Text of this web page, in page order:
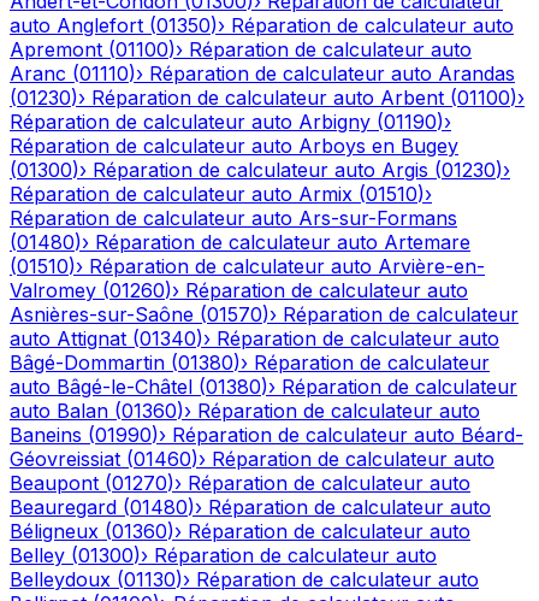
auto Anglefort (01350)› Réparation de calculateur auto
Apremont (01100)› Réparation de calculateur auto
Aranc (01110)› Réparation de calculateur auto Arandas
(01230)› Réparation de calculateur auto Arbent (01100)›
Réparation de calculateur auto Arbigny (01190)›
Réparation de calculateur auto Arboys en Bugey
(01300)› Réparation de calculateur auto Argis (01230)›
Réparation de calculateur auto Armix (01510)›
Réparation de calculateur auto Ars-sur-Formans
(01480)› Réparation de calculateur auto Artemare
(01510)› Réparation de calculateur auto Arvière-en-
Valromey (01260)› Réparation de calculateur auto
Asnières-sur-Saône (01570)› Réparation de calculateur
auto Attignat (01340)› Réparation de calculateur auto
Bâgé-Dommartin (01380)› Réparation de calculateur
auto Bâgé-le-Châtel (01380)› Réparation de calculateur
auto Balan (01360)› Réparation de calculateur auto
Baneins (01990)› Réparation de calculateur auto Béard-
Géovreissiat (01460)› Réparation de calculateur auto
Beaupont (01270)› Réparation de calculateur auto
Beauregard (01480)› Réparation de calculateur auto
Béligneux (01360)› Réparation de calculateur auto
Belley (01300)› Réparation de calculateur auto
Belleydoux (01130)› Réparation de calculateur auto